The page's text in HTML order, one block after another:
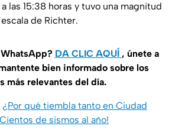
las 15:38 horas y tuvo una magnitud
de Richter.
DA CLIC AQUÍ , únete a
bien informado sobre los
más relevantes del día.
¿Por qué tiembla tanto en Ciudad
de sismos al año!